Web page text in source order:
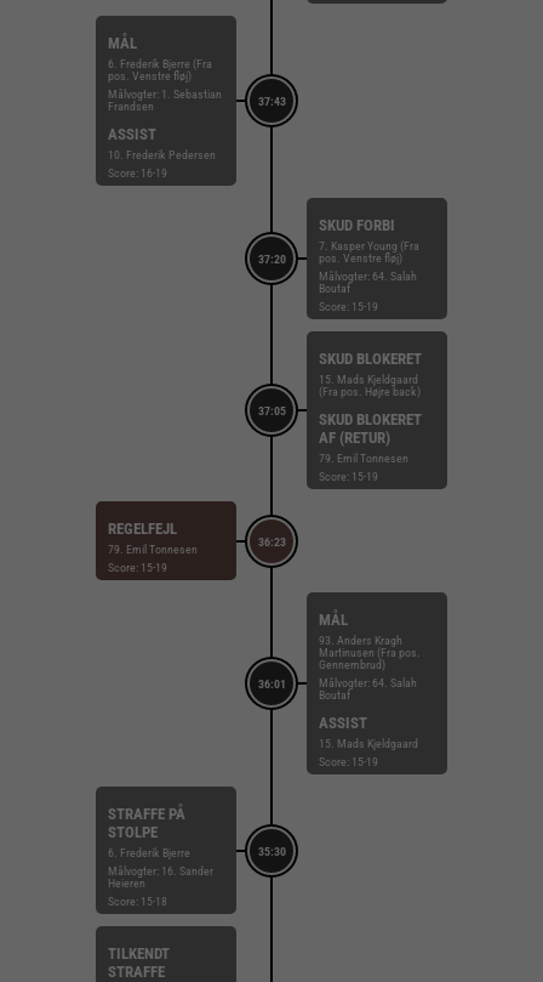
37:43
MÅL
6. Frederik Bjerre (Fra
pos. Venstre fløj)
Målvogter: 1. Sebastian
Frandsen
ASSIST
10. Frederik Pedersen
Score: 16-19
37:20
SKUD FORBI
7. Kasper Young (Fra
pos. Venstre fløj)
Målvogter: 64. Salah
Boutaf
Score: 15-19
37:05
SKUD BLOKERET
15. Mads Kjeldgaard
(Fra pos. Højre back)
SKUD BLOKERET
AF (RETUR)
79. Emil Tonnesen
Score: 15-19
36:23
REGELFEJL
79. Emil Tonnesen
Score: 15-19
36:01
MÅL
93. Anders Kragh
Martinusen (Fra pos.
Gennembrud)
Målvogter: 64. Salah
Boutaf
ASSIST
15. Mads Kjeldgaard
Score: 15-19
35:30
STRAFFE PÅ
STOLPE
6. Frederik Bjerre
Målvogter: 16. Sander
Heieren
Score: 15-18
TILKENDT
STRAFFE